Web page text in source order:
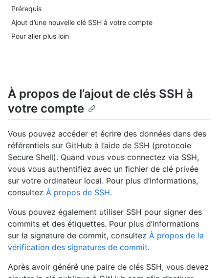
Prérequis
Ajout d’une nouvelle clé SSH à votre compte
Pour aller plus loin
À propos de l’ajout de clés SSH à
votre compte
Vous pouvez accéder et écrire des données dans des
référentiels sur GitHub à l’aide de SSH (protocole
Secure Shell). Quand vous vous connectez via SSH,
vous vous authentifiez avec un fichier de clé privée
sur votre ordinateur local. Pour plus d’informations,
consultez À propos de SSH.
Vous pouvez également utiliser SSH pour signer des
commits et des étiquettes. Pour plus d’informations
sur la signature de commit, consultez À propos de la
vérification des signatures de commit.
Après avoir généré une paire de clés SSH, vous devez